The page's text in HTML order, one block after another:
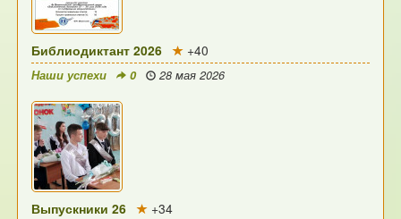
Библиодиктант 2026 +40
Наши успехи 0 28 мая 2026
Выпускники 26 +34